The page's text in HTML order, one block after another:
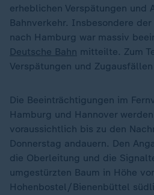
erheblichen Verspätungen und
Bahnverkehr. Insbesondere
nach Hamburg war massiv
Deutsche Bahn mitteilte. Zum
Verspätungen und
Die Beeinträchtigungen im
Hamburg und Hannover
voraussichtlich bis zu den
Donnerstag andauern. Den
die Oberleitung und die
umgestürzten Baum in Höhe
Hohenbostel/Bienenbüttel